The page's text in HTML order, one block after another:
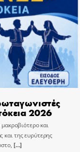
2026
και
και της ευρύτερης
[…]